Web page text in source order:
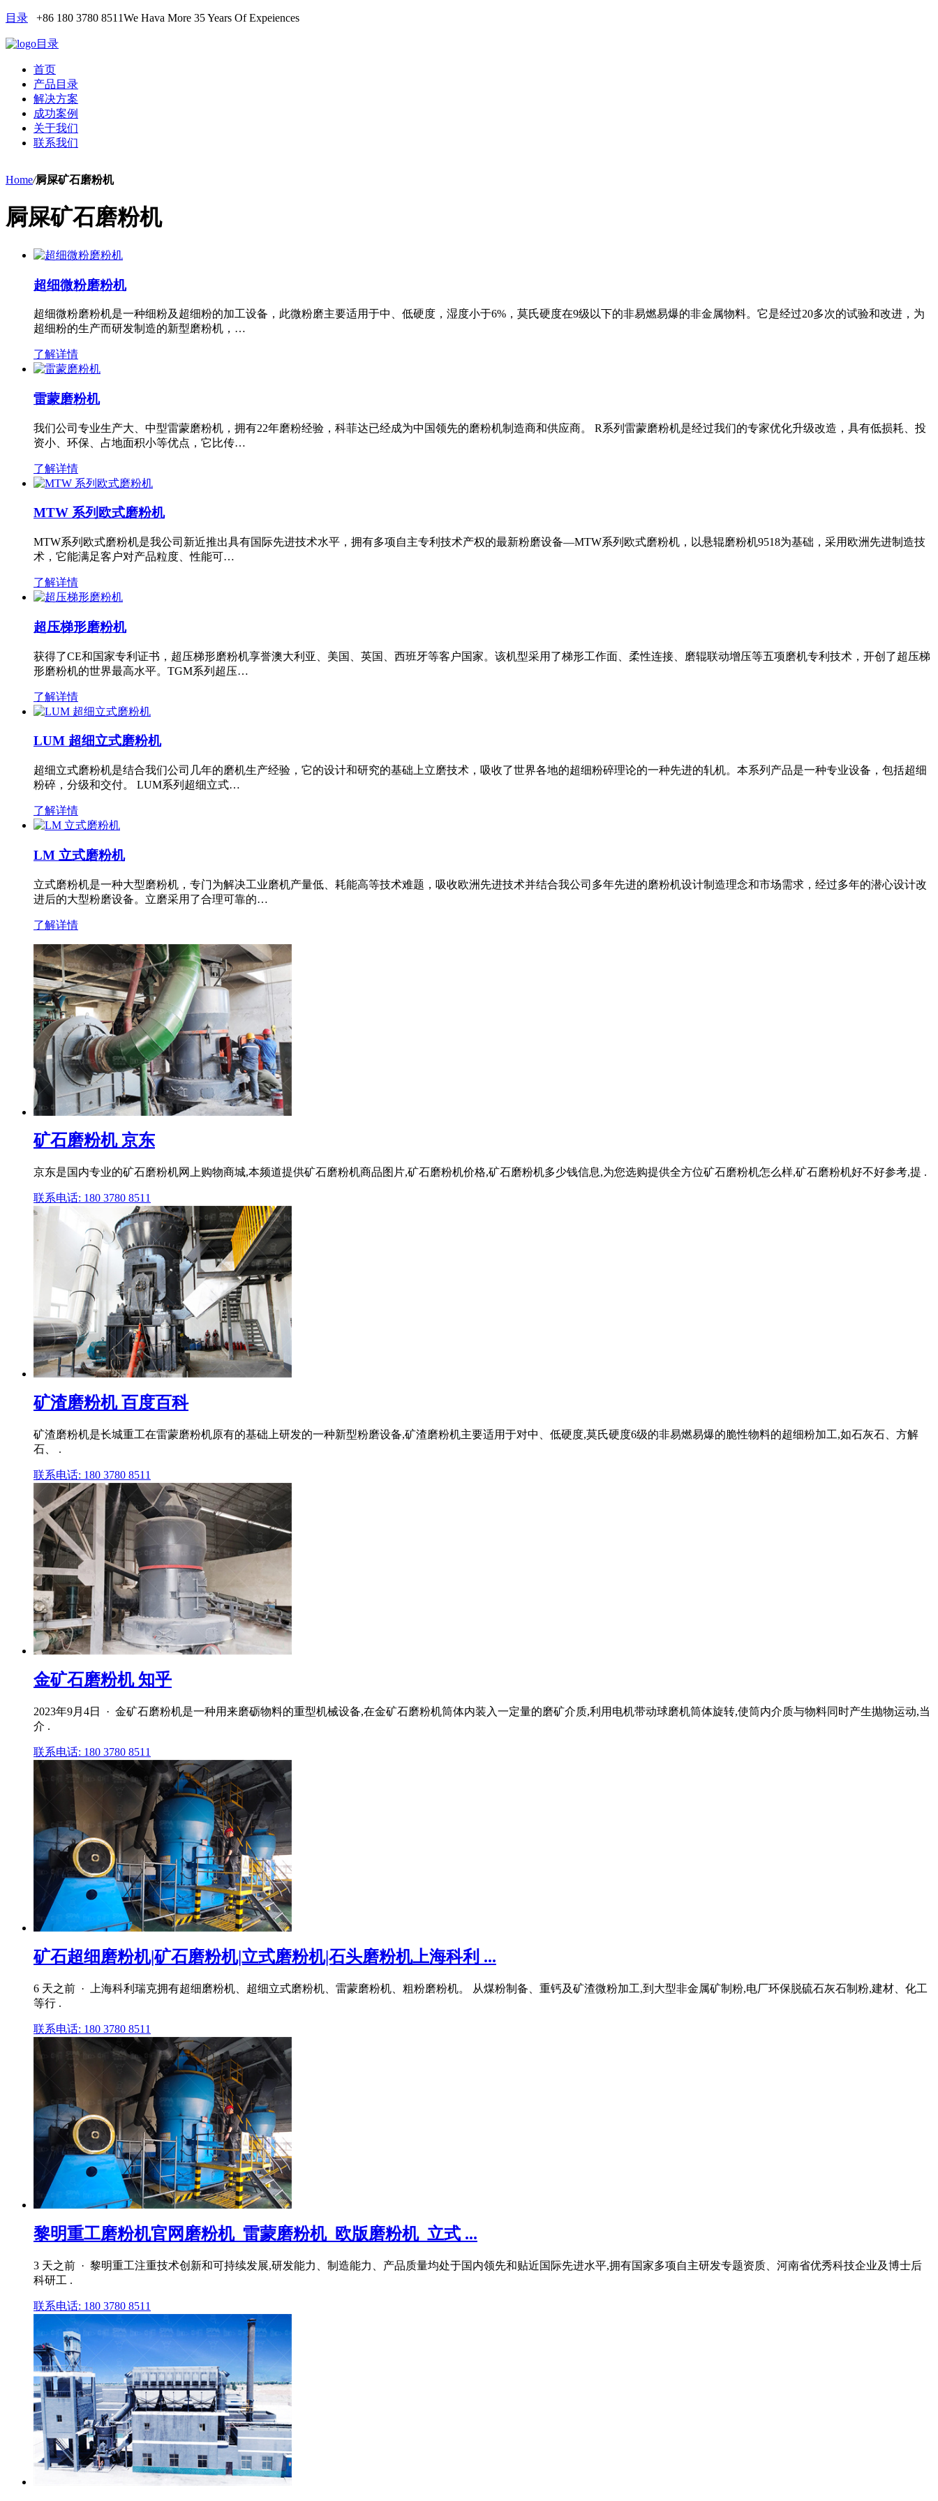
目录 +86 180 3780 8511We Hava More 35 Years Of Expeiences
目录
首页
产品目录
解决方案
成功案例
关于我们
联系我们
Home/屙屎矿石磨粉机
屙屎矿石磨粉机
超细微粉磨粉机
超细微粉磨粉机是一种细粉及超细粉的加工设备，此微粉磨主要适用于中、低硬度，湿度小于6%，莫氏硬度在9级以下的非易燃易爆的非金属物料。它是经过20多次的试验和改进，为
超细粉的生产而研发制造的新型磨粉机，…
了解详情
雷蒙磨粉机
我们公司专业生产大、中型雷蒙磨粉机，拥有22年磨粉经验，科菲达已经成为中国领先的磨粉机制造商和供应商。 R系列雷蒙磨粉机是经过我们的专家优化升级改造，具有低损耗、投
资小、环保、占地面积小等优点，它比传…
了解详情
MTW 系列欧式磨粉机
MTW系列欧式磨粉机是我公司新近推出具有国际先进技术水平，拥有多项自主专利技术产权的最新粉磨设备—MTW系列欧式磨粉机，以悬辊磨粉机9518为基础，采用欧洲先进制造技
术，它能满足客户对产品粒度、性能可…
了解详情
超压梯形磨粉机
获得了CE和国家专利证书，超压梯形磨粉机享誉澳大利亚、美国、英国、西班牙等客户国家。该机型采用了梯形工作面、柔性连接、磨辊联动增压等五项磨机专利技术，开创了超压梯
形磨粉机的世界最高水平。TGM系列超压…
了解详情
LUM 超细立式磨粉机
超细立式磨粉机是结合我们公司几年的磨机生产经验，它的设计和研究的基础上立磨技术，吸收了世界各地的超细粉碎理论的一种先进的轧机。本系列产品是一种专业设备，包括超细
粉碎，分级和交付。 LUM系列超细立式…
了解详情
LM 立式磨粉机
立式磨粉机是一种大型磨粉机，专门为解决工业磨机产量低、耗能高等技术难题，吸收欧洲先进技术并结合我公司多年先进的磨粉机设计制造理念和市场需求，经过多年的潜心设计改
进后的大型粉磨设备。立磨采用了合理可靠的…
了解详情
矿石磨粉机 京东
京东是国内专业的矿石磨粉机网上购物商城,本频道提供矿石磨粉机商品图片,矿石磨粉机价格,矿石磨粉机多少钱信息,为您选购提供全方位矿石磨粉机怎么样,矿石磨粉机好不好参考,提 .
联系电话: 180 3780 8511
矿渣磨粉机 百度百科
矿渣磨粉机是长城重工在雷蒙磨粉机原有的基础上研发的一种新型粉磨设备,矿渣磨粉机主要适用于对中、低硬度,莫氏硬度6级的非易燃易爆的脆性物料的超细粉加工,如石灰石、方解
石、 .
联系电话: 180 3780 8511
金矿石磨粉机 知乎
2023年9月4日 · 金矿石磨粉机是一种用来磨砺物料的重型机械设备,在金矿石磨粉机筒体内装入一定量的磨矿介质,利用电机带动球磨机筒体旋转,使筒内介质与物料同时产生抛物运动,当
介 .
联系电话: 180 3780 8511
矿石超细磨粉机|矿石磨粉机|立式磨粉机|石头磨粉机上海科利 ...
6 天之前 · 上海科利瑞克拥有超细磨粉机、超细立式磨粉机、雷蒙磨粉机、粗粉磨粉机。 从煤粉制备、重钙及矿渣微粉加工,到大型非金属矿制粉,电厂环保脱硫石灰石制粉,建材、化工
等行 .
联系电话: 180 3780 8511
黎明重工磨粉机官网磨粉机_雷蒙磨粉机_欧版磨粉机_立式 ...
3 天之前 · 黎明重工注重技术创新和可持续发展,研发能力、制造能力、产品质量均处于国内领先和贴近国际先进水平,拥有国家多项自主研发专题资质、河南省优秀科技企业及博士后
科研工 .
联系电话: 180 3780 8511